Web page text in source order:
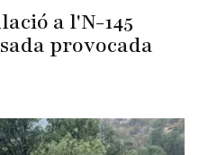
a l'N-145
provocada